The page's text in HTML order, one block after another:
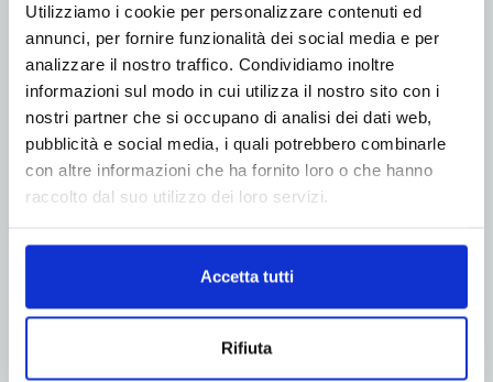
Utilizziamo i cookie per personalizzare contenuti ed
annunci, per fornire funzionalità dei social media e per
analizzare il nostro traffico. Condividiamo inoltre
informazioni sul modo in cui utilizza il nostro sito con i
nostri partner che si occupano di analisi dei dati web,
pubblicità e social media, i quali potrebbero combinarle
con altre informazioni che ha fornito loro o che hanno
raccolto dal suo utilizzo dei loro servizi.
Accetta tutti
Rifiuta
Premio del pubblico: Smarties Giant Hexatube
Linkedin Twitter
Smurfit Kappa Italia: arredi in
COIM: inaugurato un nuovo
magazzino automatizzato e